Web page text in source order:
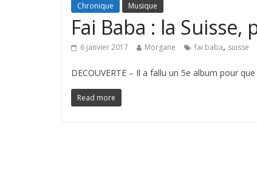
Chronique Musique
Fai Baba : la Suisse,
6 janvier 2017 Morgane fai baba, suisse
DECOUVERTE – Il a fallu un 5e album pour
Read more